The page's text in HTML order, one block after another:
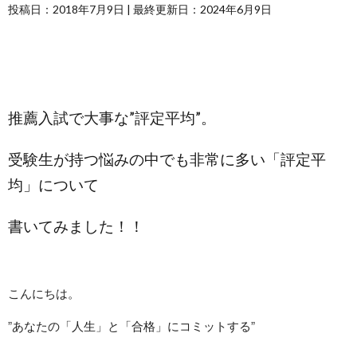
投稿日：2018年7月9日 | 最終更新日：2024年6月9日
推薦入試で大事な”評定平均”。
受験生が持つ悩みの中でも非常に多い「評定平
均」について
書いてみました！！
こんにちは。
”あなたの「人生」と「合格」にコミットする”